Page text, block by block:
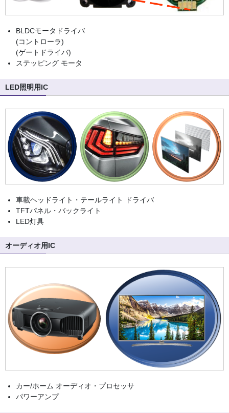
BLDCモータドライバ
(コントローラ)
(ゲートドライバ)
ステッピング モータ
LED照明用IC
車載ヘッドライト・テールライト ドライバ
TFTパネル・バックライト
LED灯具
オーディオ用IC
カー/ホーム オーディオ・プロセッサ
パワーアンプ